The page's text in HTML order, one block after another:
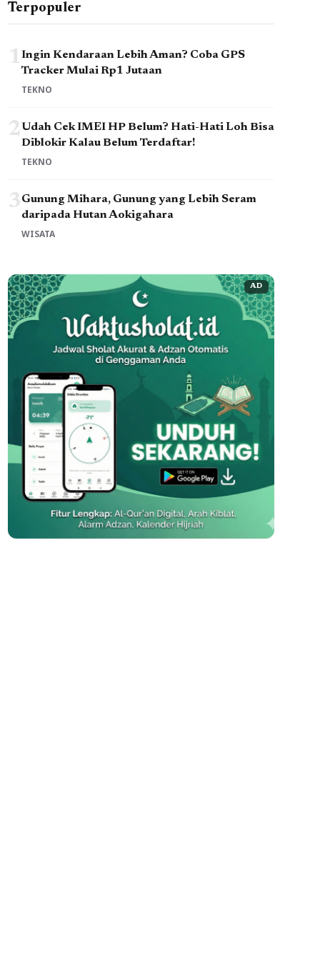
Terpopuler
1Ingin Kendaraan Lebih Aman? Coba GPS
Tracker Mulai Rp1 Jutaan
TEKNO
2Udah Cek IMEI HP Belum? Hati-Hati Loh Bisa
Diblokir Kalau Belum Terdaftar!
TEKNO
3Gunung Mihara, Gunung yang Lebih Seram
daripada Hutan Aokigahara
WISATA
AD